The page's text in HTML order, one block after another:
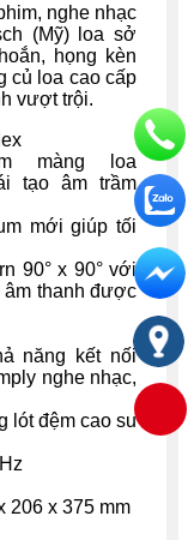
nghe nhạc
(Mỹ) loa sở
họng kèn
củ loa cao cấp
vượt trội.
màng loa
tạo âm trầm
mới giúp tối
90° x 90° với
âm thanh được
năng kết nối
nghe nhạc,
lót đệm cao su
206 x 375 mm